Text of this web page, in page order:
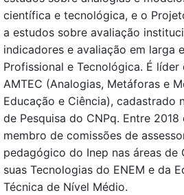
científica e tecnológica, e o
a estudos sobre avaliação
indicadores e avaliação em larga
Profissional e Tecnológica. É líder
AMTEC (Analogias, Metáforas e
Educação e Ciência), cadastrado
de Pesquisa do CNPq. Entre
membro de comissões de
pedagógico do Inep nas áreas de
suas Tecnologias do ENEM e da
Técnica de Nível Médio.